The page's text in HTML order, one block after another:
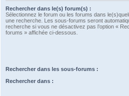
Rechercher dans le(s) forum(s) :
Sélectionnez le forum ou les forums dans
une recherche. Les sous-forums seront
recherche si vous ne désactivez pas l’option «
forums » affichée ci-dessous.
Rechercher dans les sous-forums :
Rechercher dans :